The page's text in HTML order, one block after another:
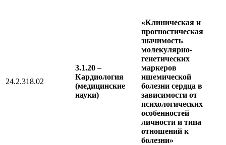
24.2.318.02
3.1.20–
Кардиология
(медицинские
науки)
«Клиническая и
прогностическая
значимость
молекулярно-
генетических
маркеров
ишемической
болезни сердца в
зависимости от
психологических
особенностей
личности и типа
отношений к
болезни»